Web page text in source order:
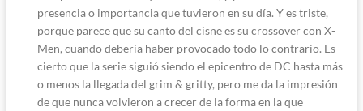
presencia o importancia que tuvieron en su día. Y es triste,
porque parece que su canto del cisne es su crossover con X-
Men, cuando debería haber provocado todo lo contrario. Es
cierto que la serie siguió siendo el epicentro de DC hasta más
o menos la llegada del grim & gritty, pero me da la impresión
de que nunca volvieron a crecer de la forma en la que